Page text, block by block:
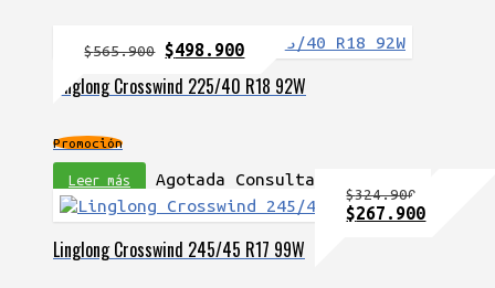
Linglong Crosswind 225/40 R18 92W
Promoción
$565.900 El
original
$498.900El
actual
Leer más Agotada Consulta
Linglong Crosswind 245/45 R17 99W
$324.900
El
$267.900El